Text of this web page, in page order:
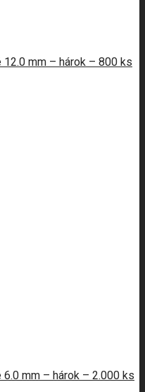
mm – hárok – 800 ks
mm – hárok – 2.000 ks